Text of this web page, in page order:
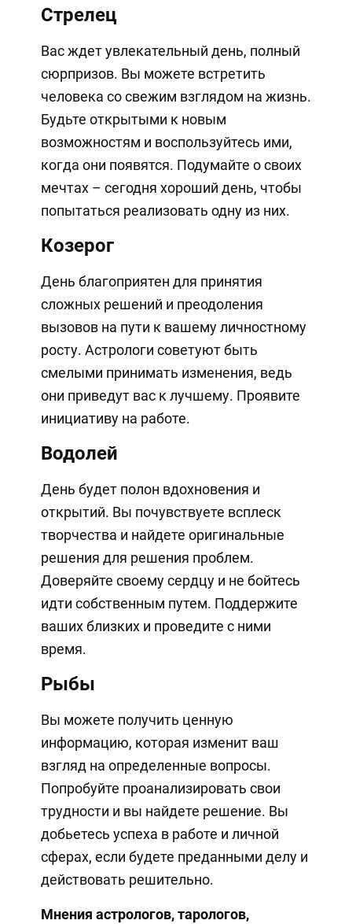
Стрелец
Вас ждет увлекательный день, полный
сюрпризов. Вы можете встретить
человека со свежим взглядом на жизнь.
Будьте открытыми к новым
возможностям и воспользуйтесь ими,
когда они появятся. Подумайте о своих
мечтах – сегодня хороший день, чтобы
попытаться реализовать одну из них.
Козерог
День благоприятен для принятия
сложных решений и преодоления
вызовов на пути к вашему личностному
росту. Астрологи советуют быть
смелыми принимать изменения, ведь
они приведут вас к лучшему. Проявите
инициативу на работе.
Водолей
День будет полон вдохновения и
открытий. Вы почувствуете всплеск
творчества и найдете оригинальные
решения для решения проблем.
Доверяйте своему сердцу и не бойтесь
идти собственным путем. Поддержите
ваших близких и проведите с ними
время.
Рыбы
Вы можете получить ценную
информацию, которая изменит ваш
взгляд на определенные вопросы.
Попробуйте проанализировать свои
трудности и вы найдете решение. Вы
добьетесь успеха в работе и личной
сферах, если будете преданными делу и
действовать решительно.
Мнения астрологов, тарологов,